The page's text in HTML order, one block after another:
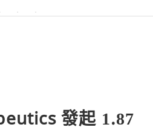
發起 1.87